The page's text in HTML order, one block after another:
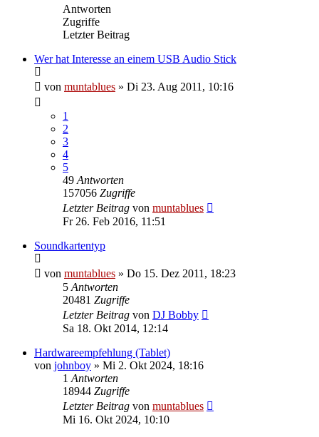
Antworten
Zugriffe
Letzter Beitrag
Wer hat Interesse an einem USB Audio Stick
von muntablues » Di 23. Aug 2011, 10:16
1
2
3
4
5
49 Antworten
157056 Zugriffe
Letzter Beitrag von muntablues
Fr 26. Feb 2016, 11:51
Soundkartentyp
von muntablues » Do 15. Dez 2011, 18:23
5 Antworten
20481 Zugriffe
Letzter Beitrag von DJ Bobby
Sa 18. Okt 2014, 12:14
Hardwareempfehlung (Tablet)
von johnboy » Mi 2. Okt 2024, 18:16
1 Antworten
18944 Zugriffe
Letzter Beitrag von muntablues
Mi 16. Okt 2024, 10:10